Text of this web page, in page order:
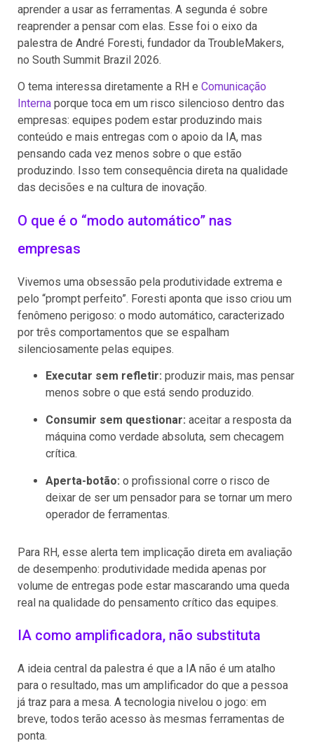
aprender a usar as ferramentas. A segunda é sobre
reaprender a pensar com elas. Esse foi o eixo da
palestra de André Foresti, fundador da TroubleMakers,
no South Summit Brazil 2026.
O tema interessa diretamente a RH e Comunicação
Interna porque toca em um risco silencioso dentro das
empresas: equipes podem estar produzindo mais
conteúdo e mais entregas com o apoio da IA, mas
pensando cada vez menos sobre o que estão
produzindo. Isso tem consequência direta na qualidade
das decisões e na cultura de inovação.
O que é o “modo automático” nas
empresas
Vivemos uma obsessão pela produtividade extrema e
pelo “prompt perfeito”. Foresti aponta que isso criou um
fenômeno perigoso: o modo automático, caracterizado
por três comportamentos que se espalham
silenciosamente pelas equipes.
Executar sem refletir: produzir mais, mas pensar
menos sobre o que está sendo produzido.
Consumir sem questionar: aceitar a resposta da
máquina como verdade absoluta, sem checagem
crítica.
Aperta-botão: o profissional corre o risco de
deixar de ser um pensador para se tornar um mero
operador de ferramentas.
Para RH, esse alerta tem implicação direta em avaliação
de desempenho: produtividade medida apenas por
volume de entregas pode estar mascarando uma queda
real na qualidade do pensamento crítico das equipes.
IA como amplificadora, não substituta
A ideia central da palestra é que a IA não é um atalho
para o resultado, mas um amplificador do que a pessoa
já traz para a mesa. A tecnologia nivelou o jogo: em
breve, todos terão acesso às mesmas ferramentas de
ponta.